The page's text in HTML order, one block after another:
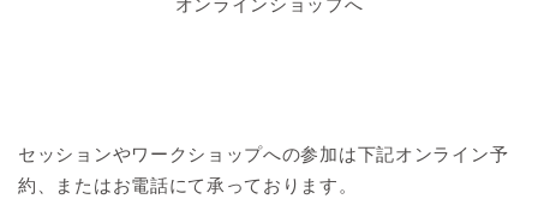
オンラインショップへ
セッションやワークショップへの参加は下記オンライン予
約、またはお電話にて承っております。